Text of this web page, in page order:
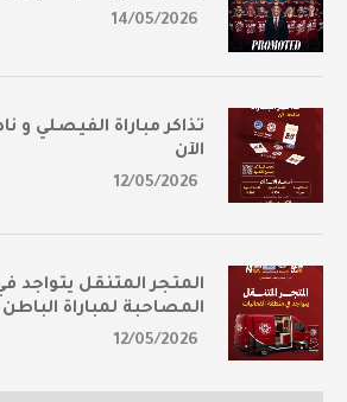
14/05/2026
تذاكر مباراة الفيصلي و
الآن
12/05/2026
المتجر المتنقل يتواجد
المصاحبة لمباراة الباطن
12/05/2026